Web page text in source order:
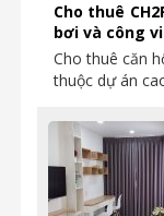
Cho thuê
bơi và công
Cho thuê căn
thuộc dự án